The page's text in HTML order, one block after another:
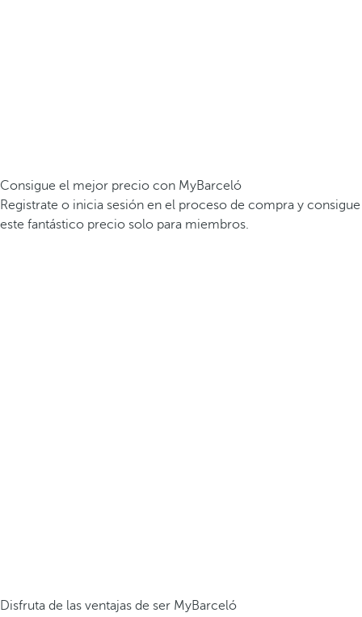
Consigue el mejor precio con MyBarceló
Registrate o inicia sesión en el proceso de compra y consigue
este fantástico precio solo para miembros.
Disfruta de las ventajas de ser MyBarceló